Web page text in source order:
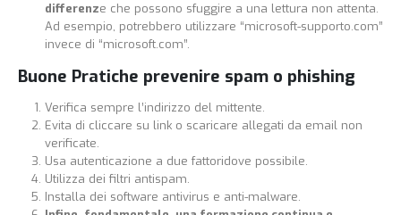
differenze che possono sfuggire a una lettura non attenta.
Ad esempio, potrebbero utilizzare “microsoft-supporto.com”
invece di “microsoft.com”.
Buone Pratiche prevenire spam o phishing
Verifica sempre l’indirizzo del mittente.
Evita di cliccare su link o scaricare allegati da email non
verificate.
Usa autenticazione a due fattoridove possibile.
Utilizza dei filtri antispam.
Installa dei software antivirus e anti-malware.